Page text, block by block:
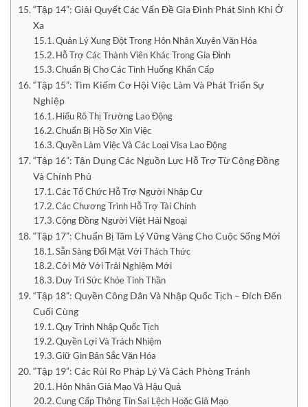
“Tập 14”: Giải Quyết Các Vấn Đề Gia Đình Phát Sinh Khi Ở
Xa
Quản Lý Xung Đột Trong Hôn Nhân Xuyên Văn Hóa
Hỗ Trợ Các Thành Viên Khác Trong Gia Đình
Chuẩn Bị Cho Các Tình Huống Khẩn Cấp
“Tập 15”: Tìm Kiếm Cơ Hội Việc Làm Và Phát Triển Sự
Nghiệp
Hiểu Rõ Thị Trường Lao Động
Chuẩn Bị Hồ Sơ Xin Việc
Quyền Làm Việc Và Các Loại Visa Lao Động
“Tập 16”: Tận Dụng Các Nguồn Lực Hỗ Trợ Từ Cộng Đồng
Và Chính Phủ
Các Tổ Chức Hỗ Trợ Người Nhập Cư
Các Chương Trình Hỗ Trợ Tài Chính
Cộng Đồng Người Việt Hải Ngoại
“Tập 17”: Chuẩn Bị Tâm Lý Vững Vàng Cho Cuộc Sống Mới
Sẵn Sàng Đối Mặt Với Thách Thức
Cởi Mở Với Trải Nghiệm Mới
Duy Trì Sức Khỏe Tinh Thần
“Tập 18”: Quyền Công Dân Và Nhập Quốc Tịch – Đích Đến
Cuối Cùng
Quy Trình Nhập Quốc Tịch
Quyền Lợi Và Trách Nhiệm
Giữ Gìn Bản Sắc Văn Hóa
“Tập 19”: Các Rủi Ro Pháp Lý Và Cách Phòng Tránh
Hôn Nhân Giả Mạo Và Hậu Quả
Cung Cấp Thông Tin Sai Lệch Hoặc Giả Mạo